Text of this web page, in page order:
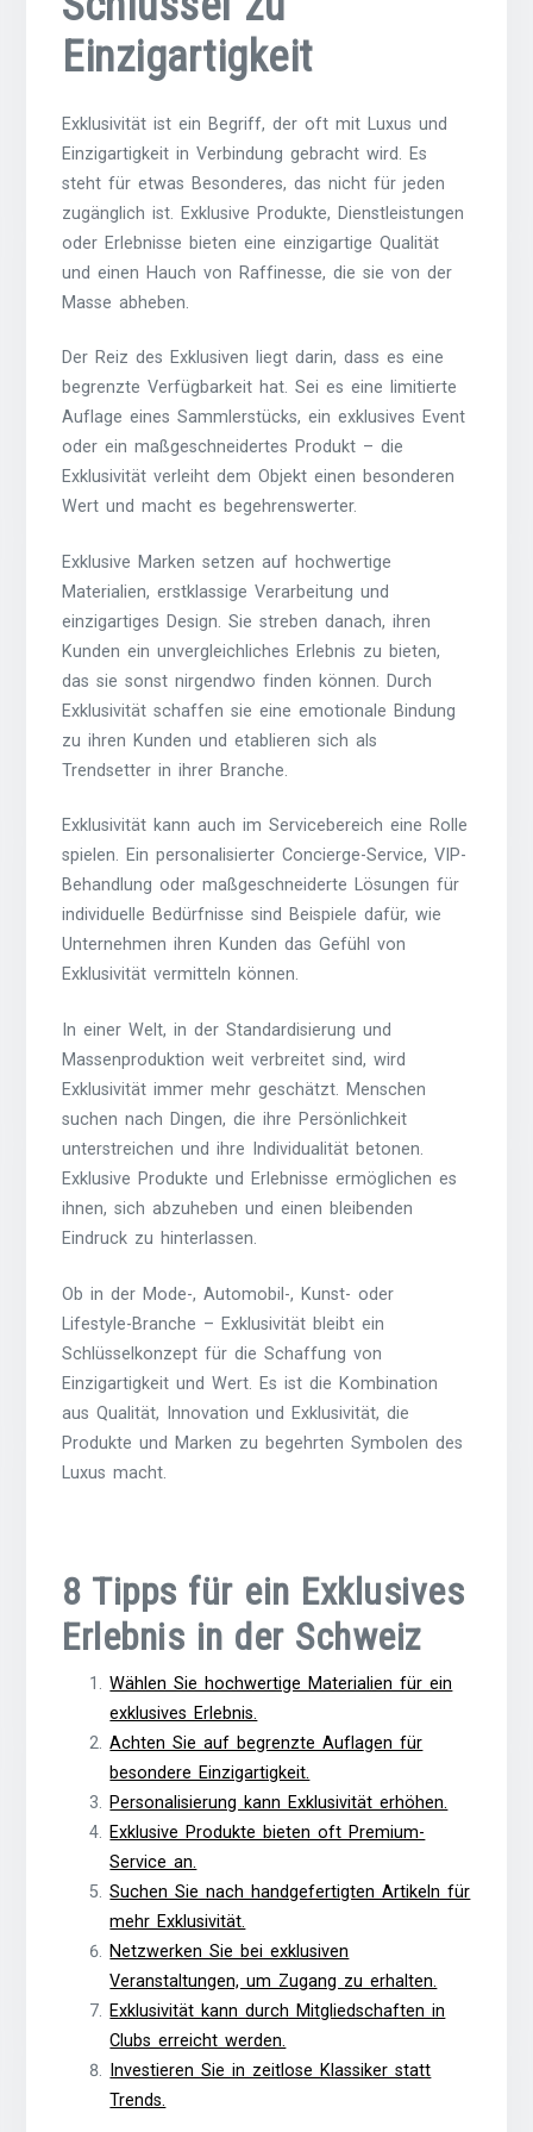
Einzigartigkeit
Exklusivität ist ein Begriff, der oft mit Luxus und
Einzigartigkeit in Verbindung gebracht wird. Es
steht für etwas Besonderes, das nicht für jeden
zugänglich ist. Exklusive Produkte, Dienstleistungen
oder Erlebnisse bieten eine einzigartige Qualität
und einen Hauch von Raffinesse, die sie von der
Masse abheben.
Der Reiz des Exklusiven liegt darin, dass es eine
begrenzte Verfügbarkeit hat. Sei es eine limitierte
Auflage eines Sammlerstücks, ein exklusives Event
oder ein maßgeschneidertes Produkt – die
Exklusivität verleiht dem Objekt einen besonderen
Wert und macht es begehrenswerter.
Exklusive Marken setzen auf hochwertige
Materialien, erstklassige Verarbeitung und
einzigartiges Design. Sie streben danach, ihren
Kunden ein unvergleichliches Erlebnis zu bieten,
das sie sonst nirgendwo finden können. Durch
Exklusivität schaffen sie eine emotionale Bindung
zu ihren Kunden und etablieren sich als
Trendsetter in ihrer Branche.
Exklusivität kann auch im Servicebereich eine Rolle
spielen. Ein personalisierter Concierge-Service, VIP-
Behandlung oder maßgeschneiderte Lösungen für
individuelle Bedürfnisse sind Beispiele dafür, wie
Unternehmen ihren Kunden das Gefühl von
Exklusivität vermitteln können.
In einer Welt, in der Standardisierung und
Massenproduktion weit verbreitet sind, wird
Exklusivität immer mehr geschätzt. Menschen
suchen nach Dingen, die ihre Persönlichkeit
unterstreichen und ihre Individualität betonen.
Exklusive Produkte und Erlebnisse ermöglichen es
ihnen, sich abzuheben und einen bleibenden
Eindruck zu hinterlassen.
Ob in der Mode-, Automobil-, Kunst- oder
Lifestyle-Branche – Exklusivität bleibt ein
Schlüsselkonzept für die Schaffung von
Einzigartigkeit und Wert. Es ist die Kombination
aus Qualität, Innovation und Exklusivität, die
Produkte und Marken zu begehrten Symbolen des
Luxus macht.
8 Tipps für ein Exklusives
Erlebnis in der Schweiz
Wählen Sie hochwertige Materialien für ein
exklusives Erlebnis.
Achten Sie auf begrenzte Auflagen für
besondere Einzigartigkeit.
Personalisierung kann Exklusivität erhöhen.
Exklusive Produkte bieten oft Premium-
Service an.
Suchen Sie nach handgefertigten Artikeln für
mehr Exklusivität.
Netzwerken Sie bei exklusiven
Veranstaltungen, um Zugang zu erhalten.
Exklusivität kann durch Mitgliedschaften in
Clubs erreicht werden.
Investieren Sie in zeitlose Klassiker statt
Trends.